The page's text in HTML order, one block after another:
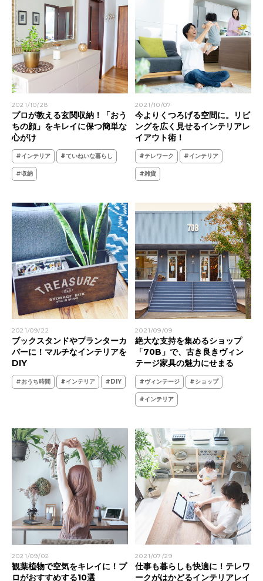
2021/10/28
プロが教える玄関収納！「おう
ちの顔」をキレイに保つ簡単な
心がけ
#インテリア #ていねいな暮らし
#収納
2021/10/07
今よりくつろげる空間に。リビ
ングを広く見せるインテリアレ
イアウト術！
#テレワーク #インテリア
#雑貨
2021/09/22
ブックスタンドやプランターカ
バーに！マルチなインテリアを
DIY
#おうち時間 #インテリア #DIY
2021/09/09
絶大な支持を集めるショップ
「70B」で、古き良きヴィン
テージ家具の魅力にせまる
#ヴィンテージ #ショップ
#インテリア
2021/09/02
観葉植物で空気をキレイに！プ
ロがおすすめする10選
2021/07/29
仕事も暮らしも快適に！テレワ
ークがはかどるインテリアレイ